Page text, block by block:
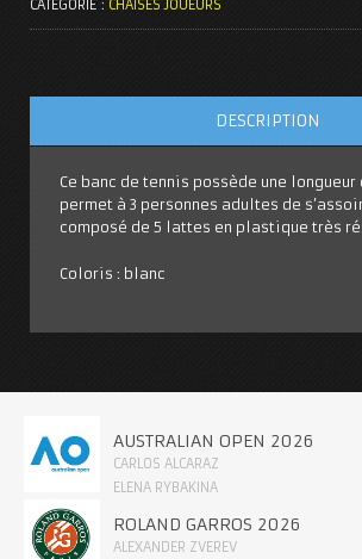
CATÉGORIE : CHAISES JOUEURS
DESCRIPTION
Ce banc de tennis possède une
permet à 3 personnes adultes de
composé de 5 lattes en plastique très
Coloris : blanc
AUSTRALIAN OPEN 2026
CARLOS ALCARAZ
ELENA RYBAKINA
ROLAND GARROS 2026
ALEXANDER ZVEREV